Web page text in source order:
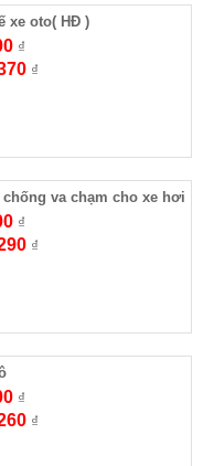
xe oto( HĐ )
₫
₫
va chạm cho xe hơi
₫
₫
₫
₫